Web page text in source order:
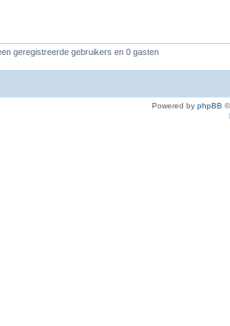
geregistreerde gebruikers en 0 gasten
Powered by phpBB